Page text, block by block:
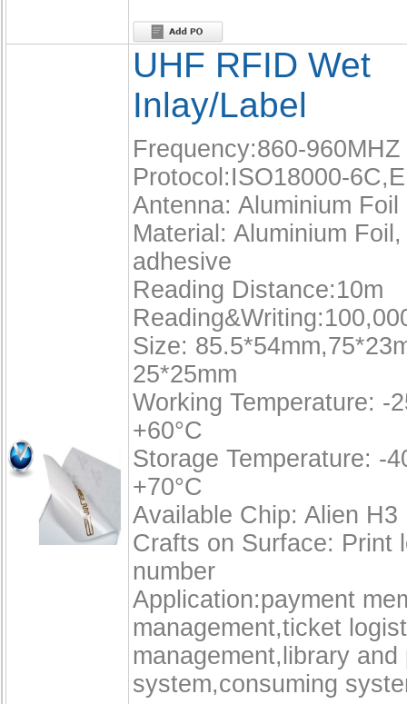
UHF RFID Wet
Inlay/Label
Frequency:860-960MHZ
Protocol:ISO18000-
Antenna: Aluminium Foil
Material: Aluminium
adhesive
Reading Distance:10m
Size:
25*25mm
Working Temperature: -
+60°C
Storage Temperature: -
+70°C
Available Chip: Alien H3
Crafts on Surface: Print
number
Application:payment
management,ticket
management,library and
system,consuming